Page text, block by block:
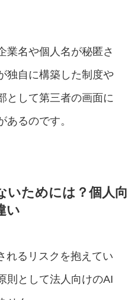
業名や個人名が秘匿さ
独自に構築した制度や
として第三者の画面に
るのです。
いためには？個人向
い
れるリスクを抱えてい
則として法人向けのAI